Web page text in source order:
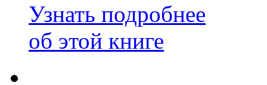
Узнать подробнее
об этой книге